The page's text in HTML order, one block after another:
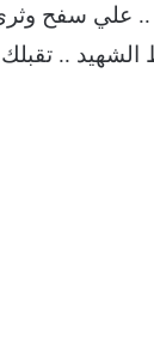
علي سفح
.. تقبلك